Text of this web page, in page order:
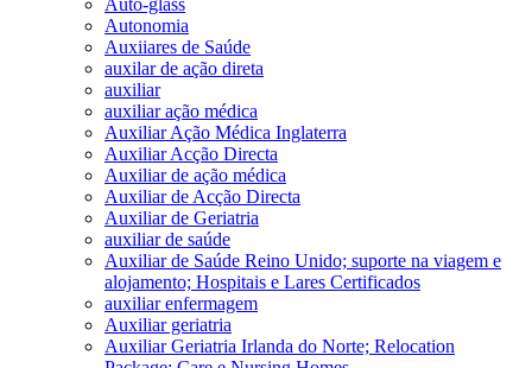
Autonomia
Auxiiares de Saúde
auxilar de ação direta
auxiliar
auxiliar ação médica
Auxiliar Ação Médica Inglaterra
Auxiliar Acção Directa
Auxiliar de ação médica
Auxiliar de Acção Directa
Auxiliar de Geriatria
auxiliar de saúde
Auxiliar de Saúde Reino Unido; suporte na viagem e
alojamento; Hospitais e Lares Certificados
auxiliar enfermagem
Auxiliar geriatria
Auxiliar Geriatria Irlanda do Norte; Relocation